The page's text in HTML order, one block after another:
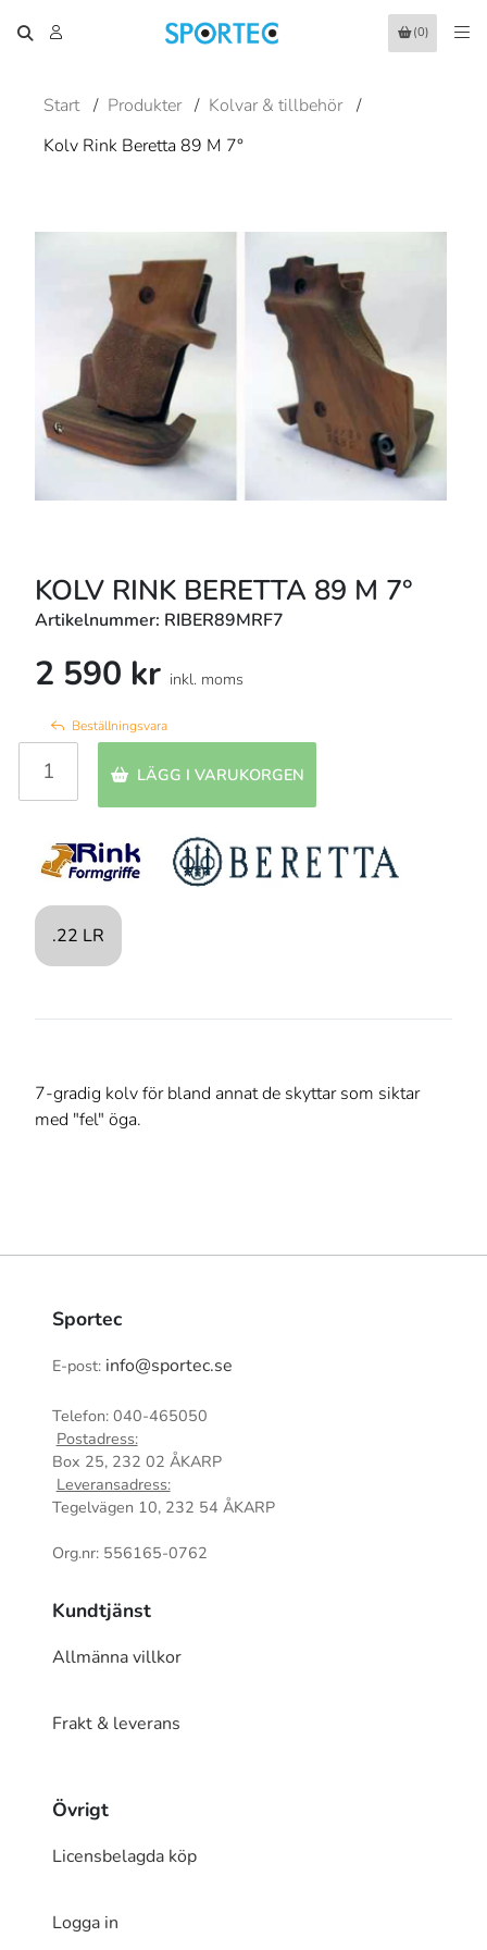
(0)
Start / Produkter / Kolvar & tillbehör /
Kolv Rink Beretta 89 M 7°
KOLV RINK BERETTA 89 M 7°
Artikelnummer: RIBER89MRF7
2 590 kr inkl. moms
Beställningsvara
LÄGG I VARUKORGEN
.22 LR
7-gradig kolv för bland annat de skyttar som siktar
med "fel" öga.
Sportec
E-post: info@sportec.se
Telefon: 040-465050
Postadress:
Box 25, 232 02 ÅKARP
Leveransadress:
Tegelvägen 10, 232 54 ÅKARP
Org.nr: 556165-0762
Kundtjänst
Allmänna villkor
Frakt & leverans
Övrigt
Licensbelagda köp
Logga in